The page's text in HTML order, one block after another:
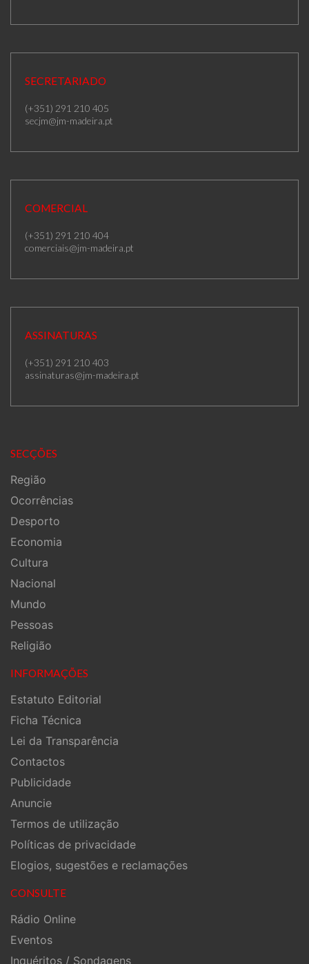
SECRETARIADO
(+351) 291 210 405
secjm@jm-madeira.pt
COMERCIAL
(+351) 291 210 404
comerciais@jm-madeira.pt
ASSINATURAS
(+351) 291 210 403
assinaturas@jm-madeira.pt
SECÇÕES
Região
Ocorrências
Desporto
Economia
Cultura
Nacional
Mundo
Pessoas
Religião
INFORMAÇÕES
Estatuto Editorial
Ficha Técnica
Lei da Transparência
Contactos
Publicidade
Anuncie
Termos de utilização
Políticas de privacidade
Elogios, sugestões e reclamações
CONSULTE
Rádio Online
Eventos
Inquéritos / Sondagens